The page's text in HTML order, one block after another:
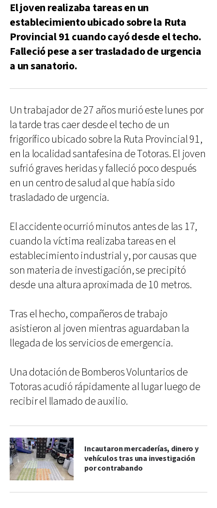
El joven realizaba tareas en un
establecimiento ubicado sobre la Ruta
Provincial 91 cuando cayó desde el techo.
Falleció pese a ser trasladado de urgencia
a un sanatorio.
Un trabajador de 27 años murió este lunes por
la tarde tras caer desde el techo de un
frigorífico ubicado sobre la Ruta Provincial 91,
en la localidad santafesina de Totoras. El joven
sufrió graves heridas y falleció poco después
en un centro de salud al que había sido
trasladado de urgencia.
El accidente ocurrió minutos antes de las 17,
cuando la víctima realizaba tareas en el
establecimiento industrial y, por causas que
son materia de investigación, se precipitó
desde una altura aproximada de 10 metros.
Tras el hecho, compañeros de trabajo
asistieron al joven mientras aguardaban la
llegada de los servicios de emergencia.
Una dotación de Bomberos Voluntarios de
Totoras acudió rápidamente al lugar luego de
recibir el llamado de auxilio.
Incautaron mercaderías, dinero y
vehículos tras una investigación
por contrabando